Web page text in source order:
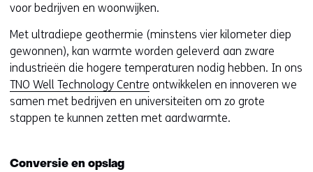
voor bedrijven en woonwijken.
Met ultradiepe geothermie (minstens vier kilometer diep
gewonnen), kan warmte worden geleverd aan zware
industrieën die hogere temperaturen nodig hebben. In ons
TNO Well Technology Centre ontwikkelen en innoveren we
samen met bedrijven en universiteiten om zo grote
stappen te kunnen zetten met aardwarmte.
Conversie en opslag